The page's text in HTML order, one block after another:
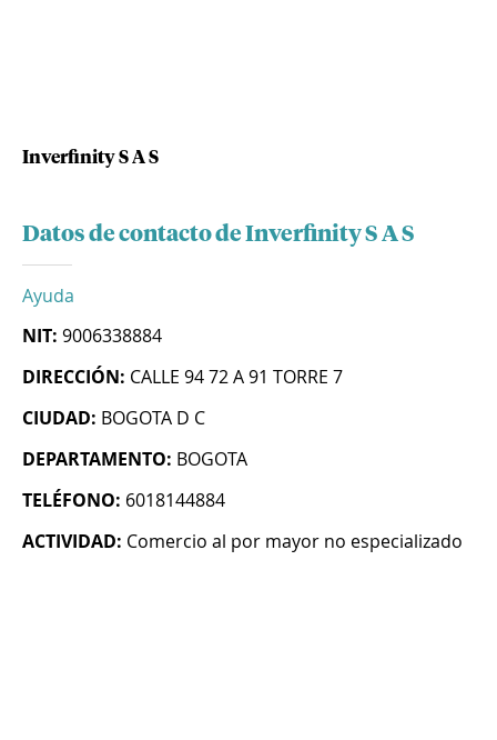
Inverfinity S A S
Datos de contacto de Inverfinity S A S
Ayuda
NIT: 9006338884
DIRECCIÓN: CALLE 94 72 A 91 TORRE 7
CIUDAD: BOGOTA D C
DEPARTAMENTO: BOGOTA
TELÉFONO: 6018144884
ACTIVIDAD: Comercio al por mayor no especializado